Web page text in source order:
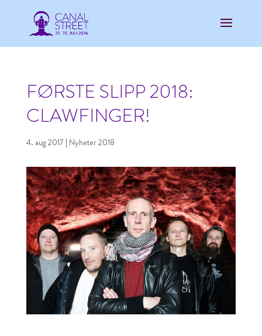
FØRSTE SLIPP 2018:
CLAWFINGER!
4. aug 2017 | Nyheter 2018